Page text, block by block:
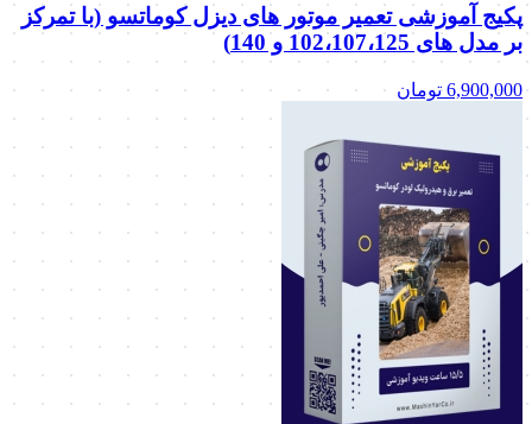
پکیج آموزشی تعمیر موتور های دیزل کوماتسو (با تمرکز
بر مدل های 102،107،125 و 140)
6,900,000 تومان